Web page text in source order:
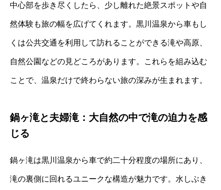
中心部を歩き尽くしたら、少し離れた絶景スポットや自
然体験も旅の幅を広げてくれます。黒川温泉から車もし
くは公共交通を利用して訪れることができる滝や高原、
自然公園などの見どころがあります。これらを組み込む
ことで、温泉だけで終わらない旅の深みが生まれます。
鍋ヶ滝と夫婦滝：大自然の中で滝の迫力を感
じる
鍋ヶ滝は黒川温泉から車で約二十分程度の場所にあり、
滝の裏側に回れるユニークな構造が魅力です。水しぶき